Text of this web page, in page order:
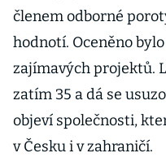
členem odborné
hodnotí. Oceněno
zajímavých projektů.
zatím 35 a dá se
objeví společnosti,
v Česku i v zahraničí.